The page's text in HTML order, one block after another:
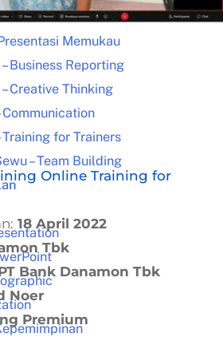
Memukau
Business Reporting
Creative Thinking
Communication
Training for Trainers
– Team Building
Online Training for
18 April 2022
Tbk
Bank Danamon Tbk
Noer
Premium